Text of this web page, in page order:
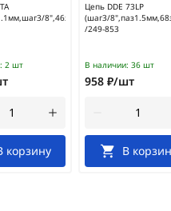
8",46звена,90PX)/1914F2-
2 шт
корзину
Цепь DDE 73LP
(шаг3/
/249-853
В наличии: 36 шт
958 ₽/шт
В